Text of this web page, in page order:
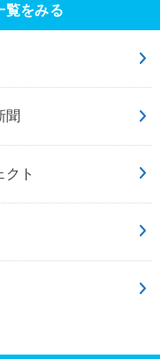
覧をみる
聞
ト